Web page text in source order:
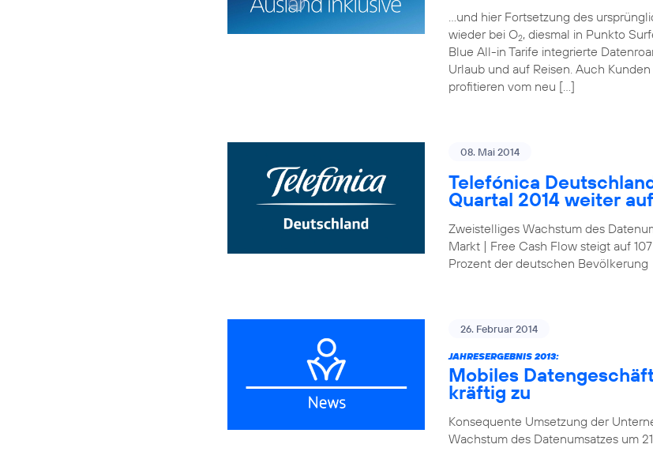
…und hier Fortsetzung des
wieder bei O2, diesmal in Punkto
Blue All-in Tarife integrierte
Urlaub und auf Reisen. Auch
profitieren vom neu […]
08. Mai 2014
Telefónica
Quartal 2014 weiter
Zweistelliges Wachstum des
Markt | Free Cash Flow steigt auf
Prozent der deutschen Bevölkerung
26. Februar 2014
JAHRESERGEBNIS 2013:
Mobiles
kräftig zu
Konsequente Umsetzung der
Wachstum des Datenumsatzes um